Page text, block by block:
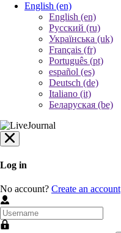
English (en)
English (en)
Русский (ru)
Українська (uk)
Français (fr)
Português (pt)
español (es)
Deutsch (de)
Italiano (it)
Беларуская (be)
Log in
No account? Create an account